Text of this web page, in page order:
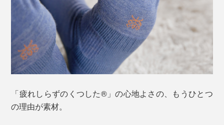
普通の靴下は左右対称ですが、本品は左右反転の形状。
足の形に合わせて緻密に設計されているため、左右が決
「疲れしらずのくつした®」の心地よさの、もうひとつ
の理由が素材。